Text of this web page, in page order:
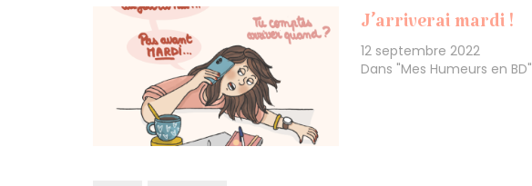
J’arriverai mardi !
12 septembre 2022
Dans "Mes Humeurs en BD"